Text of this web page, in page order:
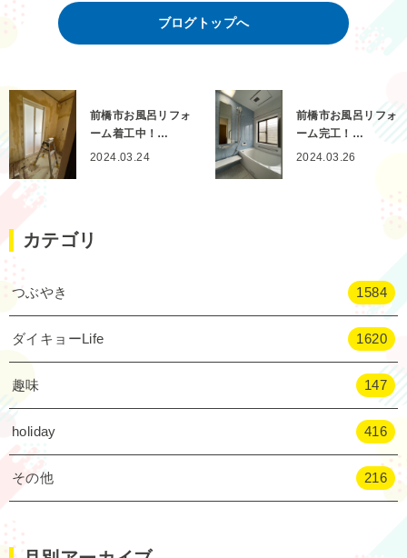
ブログトップへ
前橋市お風呂リフォ
ーム着工中！…
2024.03.24
前橋市お風呂リフォ
ーム完工！…
2024.03.26
カテゴリ
つぶやき 1584
ダイキョーLife 1620
趣味 147
holiday 416
その他 216